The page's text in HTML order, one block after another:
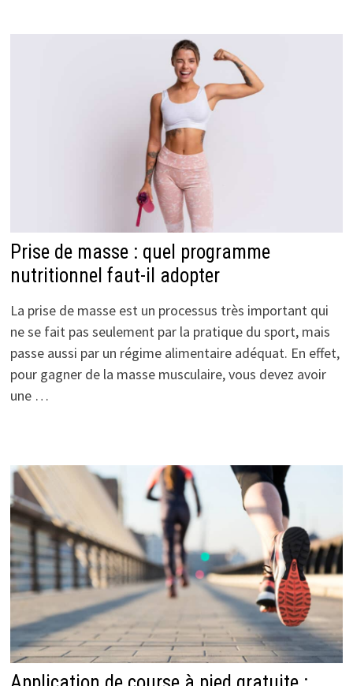
Prise de masse : quel programme
nutritionnel faut-il adopter
La prise de masse est un processus très important qui
ne se fait pas seulement par la pratique du sport, mais
passe aussi par un régime alimentaire adéquat. En effet,
pour gagner de la masse musculaire, vous devez avoir
une …